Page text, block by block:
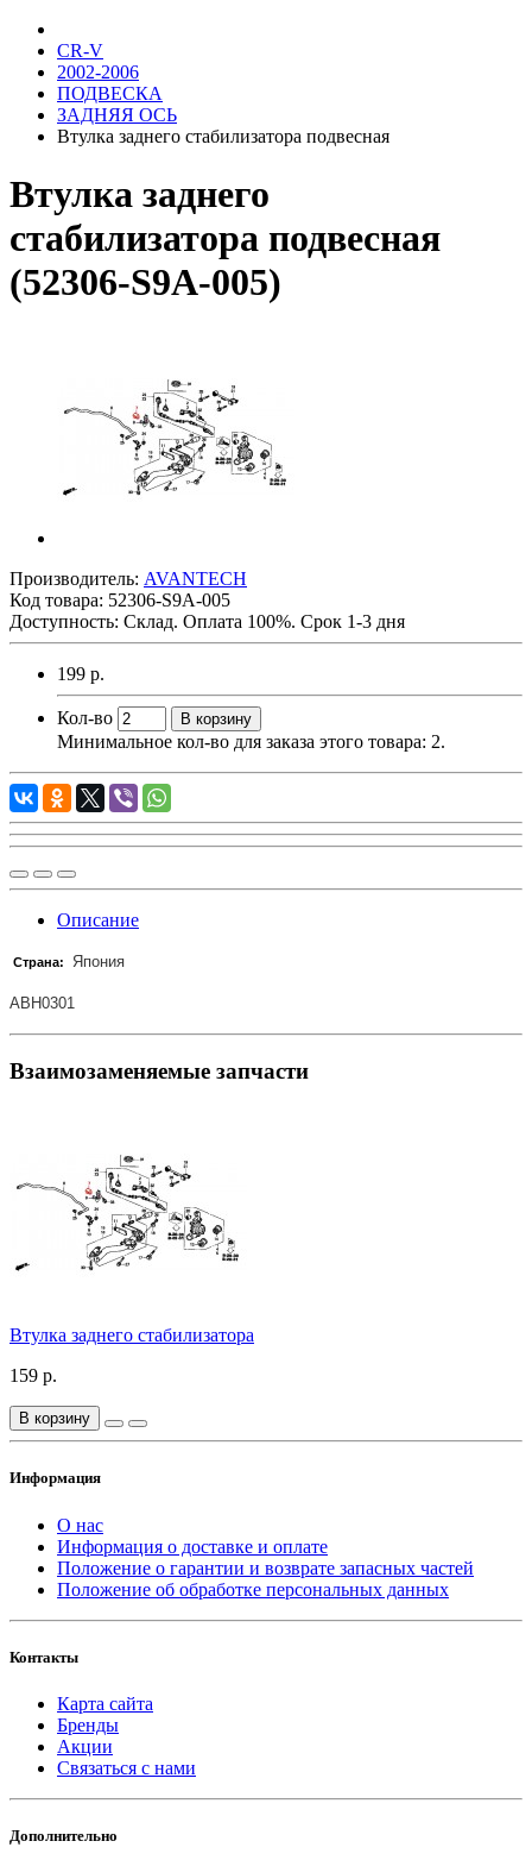
CR-V
2002-2006
ПОДВЕСКА
ЗАДНЯЯ ОСЬ
Втулка заднего стабилизатора подвесная
Втулка заднего
стабилизатора подвесная
(52306-S9A-005)
Производитель: AVANTECH
Код товара: 52306-S9A-005
Доступность: Склад. Оплата 100%. Срок 1-3 дня
199 р.
Кол-во В корзину
Минимальное кол-во для заказа этого товара: 2.
Описание
Страна: Япония
ABH0301
Взаимозаменяемые запчасти
Втулка заднего стабилизатора
159 р.
В корзину
Информация
О нас
Информация о доставке и оплате
Положение о гарантии и возврате запасных частей
Положение об обработке персональных данных
Контакты
Карта сайта
Бренды
Акции
Связаться с нами
Дополнительно